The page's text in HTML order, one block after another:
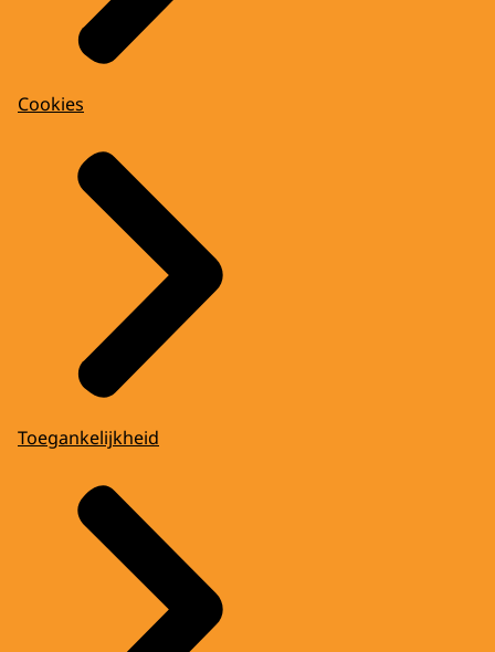
Cookies
Toegankelijkheid